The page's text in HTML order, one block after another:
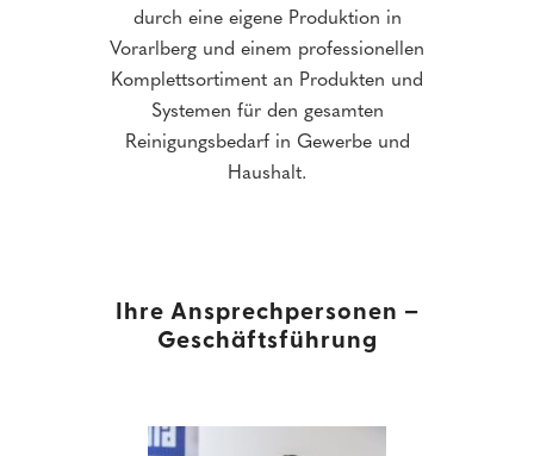
durch eine eigene Produktion in
Vorarlberg und einem professionellen
Komplettsortiment an Produkten und
Systemen für den gesamten
Reinigungsbedarf in Gewerbe und
Haushalt.
Ihre Ansprechpersonen –
Geschäftsführung